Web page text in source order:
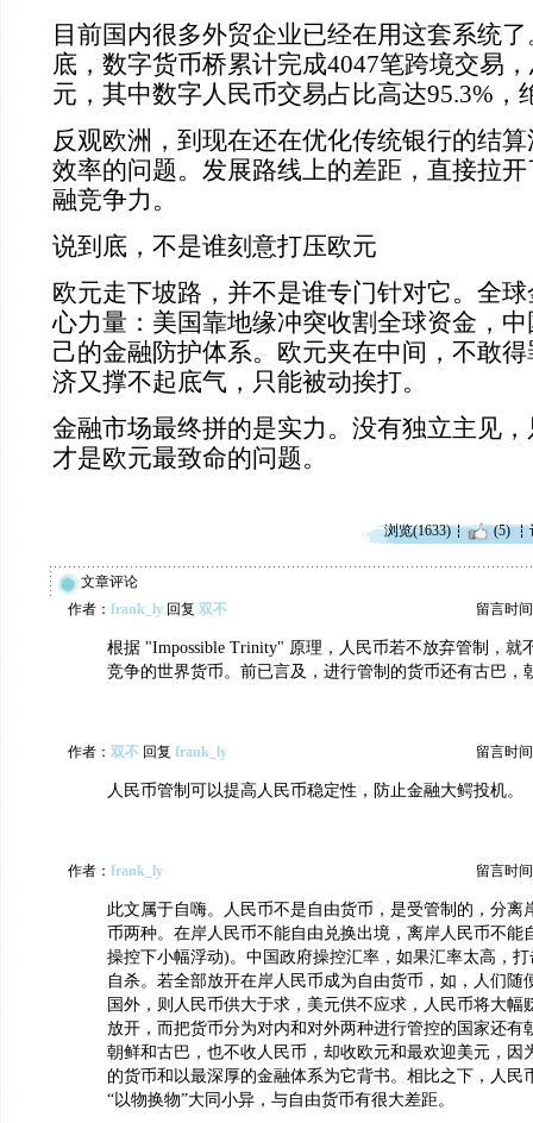
目前国内很多外贸企业已经在用这套系统
底，数字货币桥累计完成4047笔跨境交易
元，其中数字人民币交易占比高达95.3%，
反观欧洲，到现在还在优化传统银行的结
效率的问题。发展路线上的差距，直接拉
融竞争力。
说到底，不是谁刻意打压欧元
欧元走下坡路，并不是谁专门针对它。全
心力量：美国靠地缘冲突收割全球资金，
己的金融防护体系。欧元夹在中间，不敢
济又撑不起底气，只能被动挨打。
金融市场最终拼的是实力。没有独立主见
才是欧元最致命的问题。
浏览(1633) (5)
文章评论
作者： frank_ly 回复 双不 留言时
根据 "Impossible Trinity" 原理，人民币若不放弃管制，就
竞争的世界货币。前已言及，进行管制的货币还有古巴，
作者： 双不 回复 frank_ly 留言时
人民币管制可以提高人民币稳定性，防止金融大鳄投机。
作者： frank_ly 留言时
此文属于自嗨。人民币不是自由货币，是受管制的，分离
币两种。在岸人民币不能自由兑换出境，离岸人民币不能
操控下小幅浮动)。中国政府操控汇率，如果汇率太高，
自杀。若全部放开在岸人民币成为自由货币，如，人们随
国外，则人民币供大于求，美元供不应求，人民币将大幅
放开，而把货币分为对内和对外两种进行管控的国家还有
朝鲜和古巴，也不收人民币，却收欧元和最欢迎美元，因
的货币和以最深厚的金融体系为它背书。相比之下，人民
“以物换物”大同小异，与自由货币有很大差距。